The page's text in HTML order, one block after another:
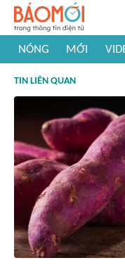
NÓNG MỚI
#Khám phá thế giới
TIN LIÊN QUAN